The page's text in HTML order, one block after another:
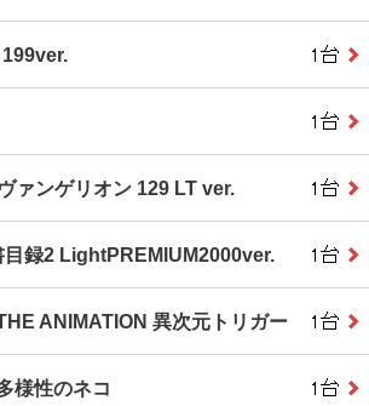
ァンゲリオン 129 LT ver.
目録2 LightPREMIUM2000ver.
ANIMATION 異次元トリガー
様性のネコ